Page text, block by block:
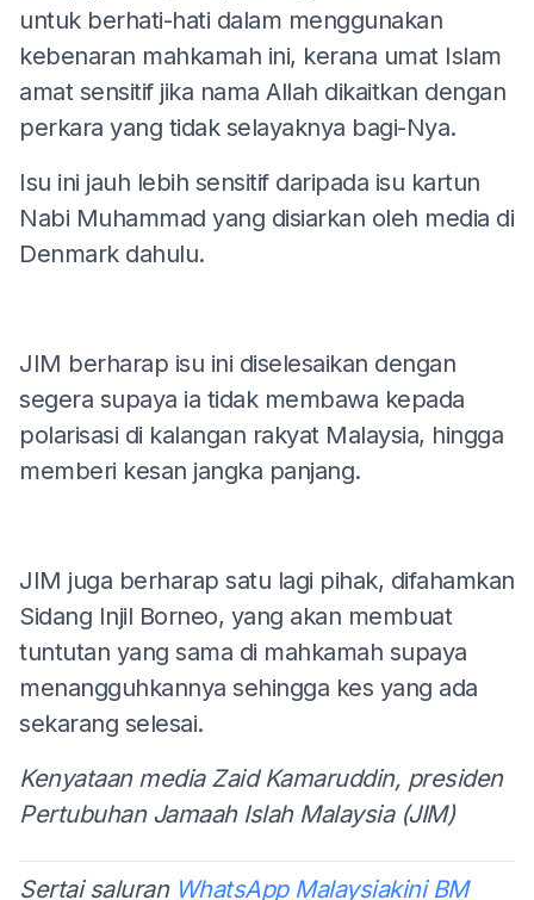
untuk berhati-hati dalam menggunakan
kebenaran mahkamah ini, kerana umat Islam
amat sensitif jika nama Allah dikaitkan dengan
perkara yang tidak selayaknya bagi-Nya.
Isu ini jauh lebih sensitif daripada isu kartun
Nabi Muhammad yang disiarkan oleh media di
Denmark dahulu.
JIM berharap isu ini diselesaikan dengan
segera supaya ia tidak membawa kepada
polarisasi di kalangan rakyat Malaysia, hingga
memberi kesan jangka panjang.
JIM juga berharap satu lagi pihak, difahamkan
Sidang Injil Borneo, yang akan membuat
tuntutan yang sama di mahkamah supaya
menangguhkannya sehingga kes yang ada
sekarang selesai.
Kenyataan media Zaid Kamaruddin, presiden
Pertubuhan Jamaah Islah Malaysia (JIM)
Sertai saluran WhatsApp Malaysiakini BM